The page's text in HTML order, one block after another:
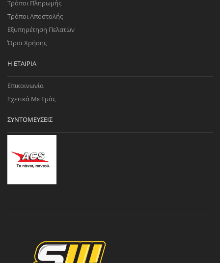
Τρόποι Πληρωμής
Τρόποι Αποστολής
Εξυπηρέτηση Πελατών
Όροι Χρήσης
Η ΕΤΑΙΡΊΑ
Επικοινωνία
Σχετικά Με Εμάς
ΣΥΝΤΟΜΕΎΣΕΙΣ